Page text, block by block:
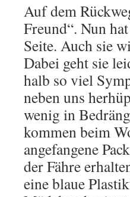
Auf dem
Freund“. Nun
Seite. Auch sie
Dabei geht sie
halb so viel
neben uns
wenig in
kommen beim
angefangene
der Fähre
eine blaue